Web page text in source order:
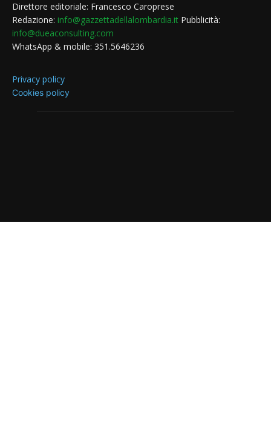
Direttore editoriale: Francesco Caroprese
Redazione: info@gazzettadellalombardia.it Pubblicità:
info@dueaconsulting.com
WhatsApp & mobile: 351.5646236
Privacy policy
Cookies policy